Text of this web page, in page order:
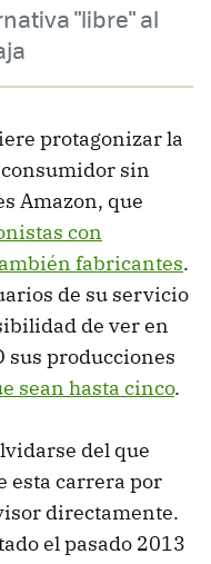
"libre" al
protagonizar la
sin
Amazon, que
con
fabricantes.
de su servicio
de ver en
sus producciones
sean hasta cinco.
del que
esta carrera por
directamente.
el pasado 2013